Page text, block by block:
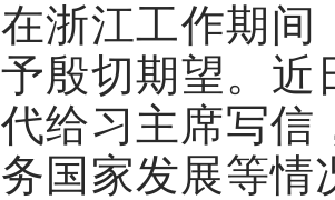
在浙江工作期间
予殷切期望。近
代给习主席写信
务国家发展等情